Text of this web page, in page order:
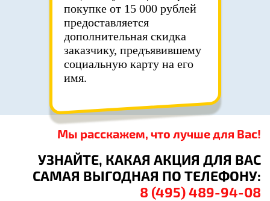
покупке от 15 000 рублей
предоставляется
дополнительная скидка
заказчику, предъявившему
социальную карту на его
имя.
Мы расскажем, что лучше для Вас!
УЗНАЙТЕ, КАКАЯ АКЦИЯ ДЛЯ ВАС
САМАЯ ВЫГОДНАЯ ПО ТЕЛЕФОНУ:
8 (495) 489-94-08